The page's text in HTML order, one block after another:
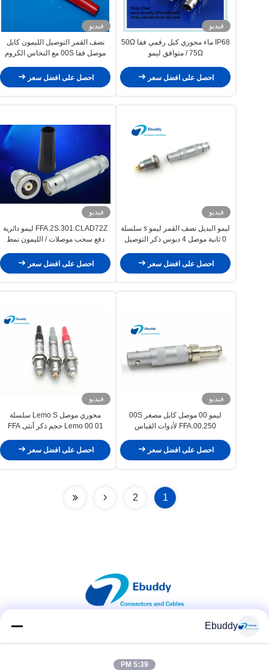
فيديو
IP68 ماء محوري كبل رقمي ففا 50Ω
/ 75Ω متوافق ليمو
احصل على افضل سعر
فيديو
نصف القمر التوصيل الليمون كابل
موصل ففا 00S مع النحاس الكروم
احصل على افضل سعر
فيديو
ليمو البديل نصف القمر ليمو s سلسلة
0 ثانية موصل 4 دبوس ذكر التوصيل
احصل على افضل سعر
فيديو
FFA.2S.301.CLAD72Z ليمو دائرية
دفع سحب موصلات / الليمون نمط
احصل على افضل سعر
فيديو
ليمو 00 موصل كابل مصغر 00S
FFA.00.250 لأدوات القياس
احصل على افضل سعر
فيديو
محوري موصل Lemo S سلسلة
Lemo 00 01 حجم ذكر أنثى FFA
احصل على افضل سعر
1
2
Ebuddy
5:39 PM